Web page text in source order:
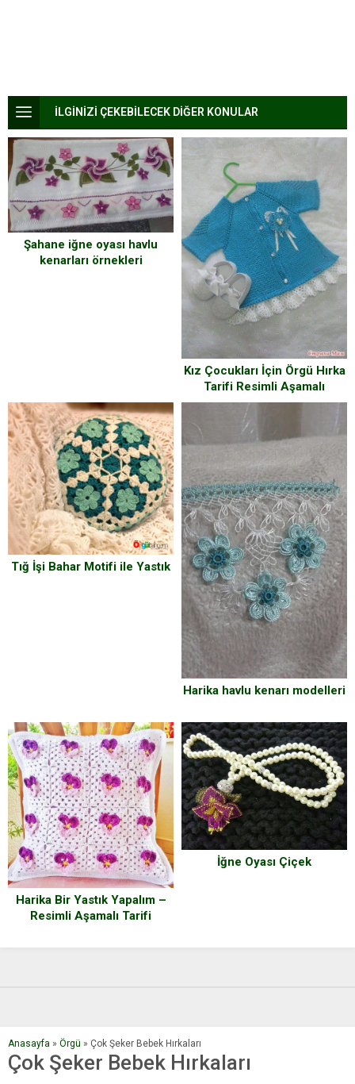
İLGİNİZİ ÇEKEBİLECEK DİĞER KONULAR
Şahane iğne oyası havlu
kenarları örnekleri
Kız Çocukları İçin Örgü Hırka
Tarifi Resimli Aşamalı
Tığ İşi Bahar Motifi ile Yastık
Harika havlu kenarı modelleri
Harika Bir Yastık Yapalım –
Resimli Aşamalı Tarifi
İğne Oyası Çiçek
Anasayfa » Örgü » Çok Şeker Bebek Hırkaları
Çok Şeker Bebek Hırkaları